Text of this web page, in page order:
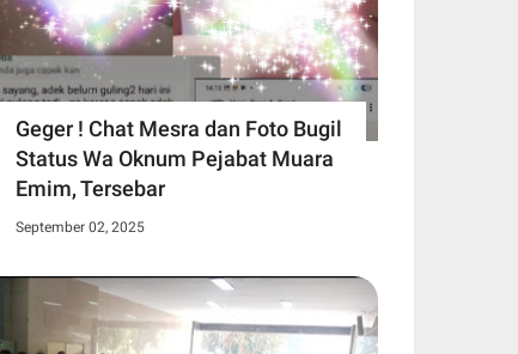
Geger ! Chat Mesra dan Foto Bugil
Status Wa Oknum Pejabat Muara
Emim, Tersebar
September 02, 2025